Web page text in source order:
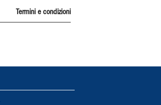
Termini e condizioni